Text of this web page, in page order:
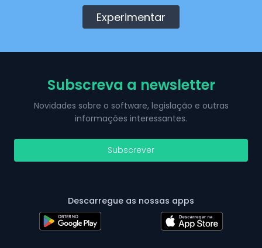
Experimentar
Subscreva a newsletter
Novidades sobre o software, legislação e outras
informações interessantes.
Subscrever
Descarregue as nossas apps